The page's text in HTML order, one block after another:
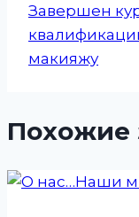
Завершен
макияжу
Похожие